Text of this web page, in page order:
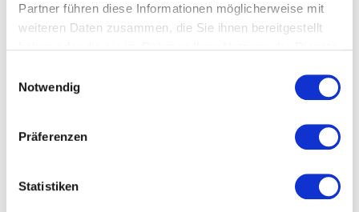
Partner führen diese Informationen möglicherweise mit
weiteren Daten zusammen, die Sie ihnen bereitgestellt
Cookies, wenn Sie unsere Webseite weiterhin nutzen.
Notwendig
Präferenzen
Statistiken
PRODUKTSUCHE